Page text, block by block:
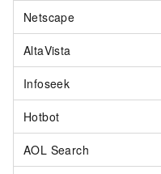
Netscape
AltaVista
Infoseek
Hotbot
AOL Search